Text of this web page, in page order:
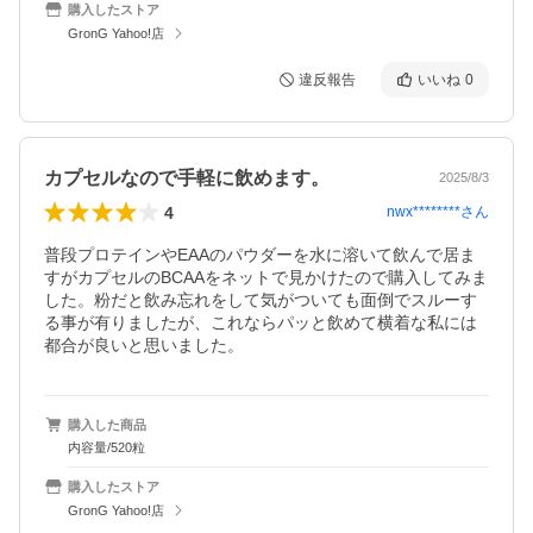
購入したストア
GronG Yahoo!店
違反報告 いいね 0
カプセルなので手軽に飲めます。 2025/8/3
4 nwx********さん
普段プロテインやEAAのパウダーを水に溶いて飲んで居ま
すがカプセルのBCAAをネットで見かけたので購入してみま
した。粉だと飲み忘れをして気がついても面倒でスルーす
る事が有りましたが、これならパッと飲めて横着な私には
都合が良いと思いました。
購入した商品
内容量/520粒
購入したストア
GronG Yahoo!店